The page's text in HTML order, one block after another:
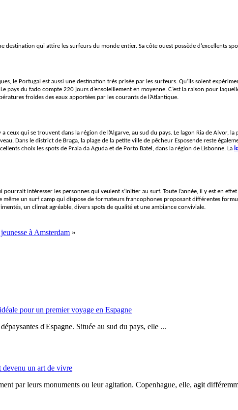
destination qui attire les surfeurs du monde entier. Sa côte ouest possède d’excellents
le Portugal est aussi une destination très prisée par les surfeurs. Qu’ils soient
pays du fado compte 220 jours d’ensoleillement en moyenne. C’est la raison pour
froides des eaux apportées par les courants de l’Atlantique.
a ceux qui se trouvent dans la région de l’Algarve, au sud du pays. Le lagon Ria de Alvor,
Dans le district de Braga, la plage de la petite ville de pêcheur Esposende reste
choix les spots de Praia da Aguda et de Porto Batel, dans la région de Lisbonne. La
intéresser les personnes qui veulent s’initier au surf. Toute l’année, il y est en
même un surf camp qui dispose de formateurs francophones proposant différentes
un climat agréable, divers spots de qualité et une ambiance conviviale.
à Amsterdam »
pour un premier voyage en Espagne
d'Espagne. Située au sud du pays, elle ...
devenu un art de vivre
par leurs monuments ou leur agitation. Copenhague, elle, agit